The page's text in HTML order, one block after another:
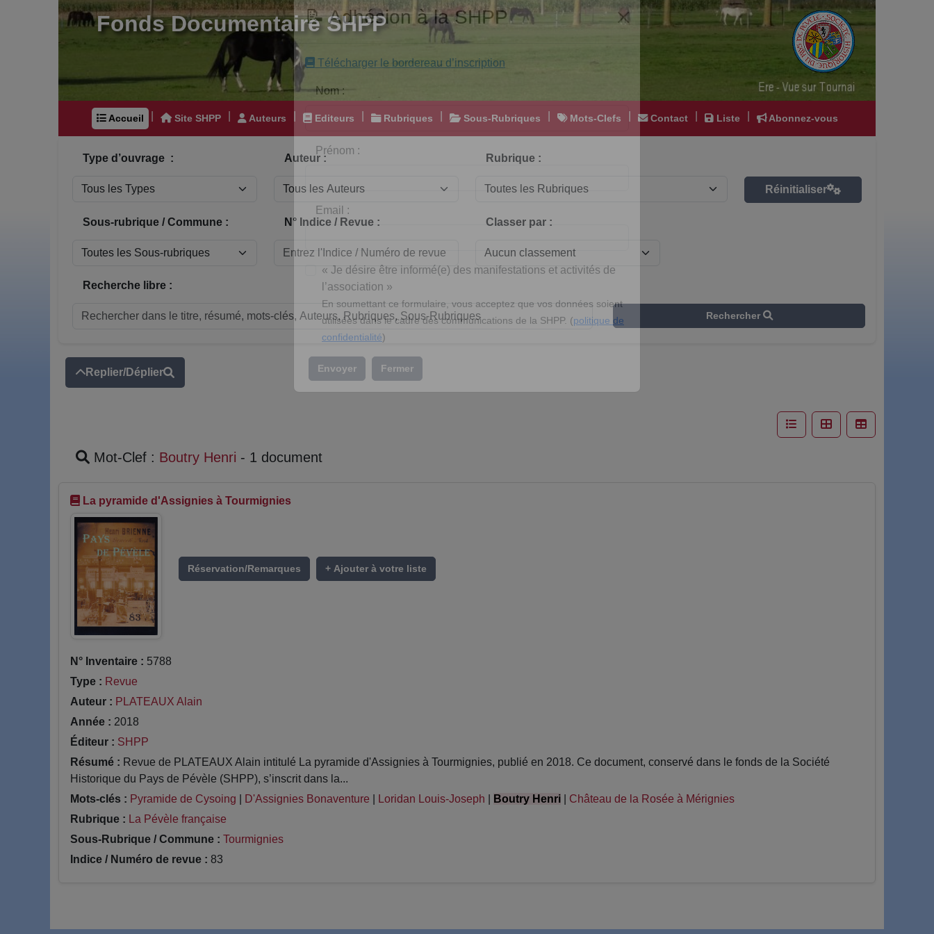
Fonds Documentaire SHPP
Accueil Site SHPP Auteurs Editeurs Rubriques Sous-Rubriques Mots-Clefs Contact Liste Abonnez-vous
Type d’ouvrage : Auteur : Rubrique :
Réinitialiser
Sous-rubrique / Commune : N° Indice / Revue : Classer par :
Recherche libre :
Rechercher
Replier/Déplier
Mot-Clef : Boutry Henri - 1 document
La pyramide d'Assignies à Tourmignies
Réservation/Remarques + Ajouter à votre liste
N° Inventaire : 5788
Type : Revue
Auteur : PLATEAUX Alain
Année : 2018
Éditeur : SHPP
Résumé : Revue de PLATEAUX Alain intitulé La pyramide d'Assignies à Tourmignies, publié en 2018. Ce document, conservé dans le fonds de la Société
Historique du Pays de Pévèle (SHPP), s’inscrit dans la...
Mots-clés : Pyramide de Cysoing D'Assignies Bonaventure Loridan Louis-Joseph Boutry Henri
Château de la Rosée à Mérignies
Rubrique : La Pévèle française
Sous-Rubrique / Commune : Tourmignies
Indice / Numéro de revue : 83
📝 Adhésion à la SHPP
Télécharger le bordereau d’inscription
Nom :
« Je désire être informé(e) des manifestations et activités de
l’association »
En soumettant ce formulaire, vous acceptez que vos données soient
confidentialité)